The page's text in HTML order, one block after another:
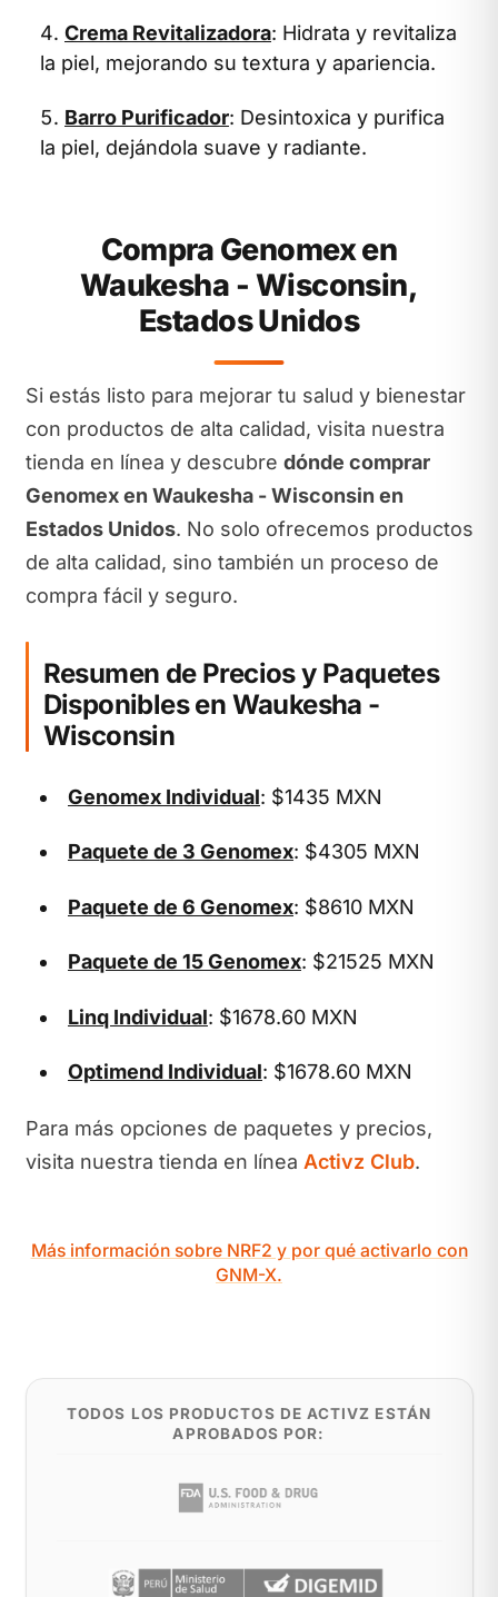
Crema Revitalizadora: Hidrata y revitaliza
la piel, mejorando su textura y apariencia.
Barro Purificador: Desintoxica y purifica
la piel, dejándola suave y radiante.
Compra Genomex en
Waukesha - Wisconsin,
Estados Unidos
Si estás listo para mejorar tu salud y bienestar
con productos de alta calidad, visita nuestra
tienda en línea y descubre dónde comprar
Genomex en Waukesha - Wisconsin en
Estados Unidos. No solo ofrecemos productos
de alta calidad, sino también un proceso de
compra fácil y seguro.
Resumen de Precios y Paquetes
Disponibles en Waukesha -
Wisconsin
Genomex Individual: $1435 MXN
Paquete de 3 Genomex: $4305 MXN
Paquete de 6 Genomex: $8610 MXN
Paquete de 15 Genomex: $21525 MXN
Linq Individual: $1678.60 MXN
Optimend Individual: $1678.60 MXN
Para más opciones de paquetes y precios,
visita nuestra tienda en línea Activz Club.
Más información sobre NRF2 y por qué activarlo con
GNM-X.
TODOS LOS PRODUCTOS DE ACTIVZ ESTÁN
APROBADOS POR: